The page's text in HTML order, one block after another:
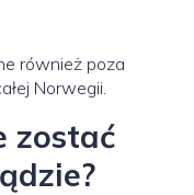
również poza
Norwegii.
zostać